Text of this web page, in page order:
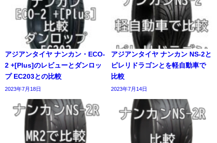
アジアンタイヤ ナンカン・ECO-
2 +[Plus]のレビューとダンロッ
プ EC203との比較
2023年7月18日
アジアンタイヤ ナンカン NS-2と
ピレリドラゴンとを軽自動車で
比較
2023年7月14日